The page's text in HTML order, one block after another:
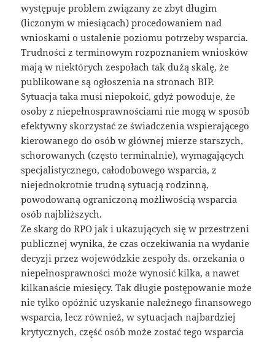
występuje problem związany ze zbyt długim
(liczonym w miesiącach) procedowaniem nad
wnioskami o ustalenie poziomu potrzeby wsparcia.
Trudności z terminowym rozpoznaniem wniosków
mają w niektórych zespołach tak dużą skalę, że
publikowane są ogłoszenia na stronach BIP.
Sytuacja taka musi niepokoić, gdyż powoduje, że
osoby z niepełnosprawnościami nie mogą w sposób
efektywny skorzystać ze świadczenia wspierającego
kierowanego do osób w głównej mierze starszych,
schorowanych (często terminalnie), wymagających
specjalistycznego, całodobowego wsparcia, z
niejednokrotnie trudną sytuacją rodzinną,
powodowaną ograniczoną możliwością wsparcia
osób najbliższych.
Ze skarg do RPO jak i ukazujących się w przestrzeni
publicznej wynika, że czas oczekiwania na wydanie
decyzji przez wojewódzkie zespoły ds. orzekania o
niepełnosprawności może wynosić kilka, a nawet
kilkanaście miesięcy. Tak długie postępowanie może
nie tylko opóźnić uzyskanie należnego finansowego
wsparcia, lecz również, w sytuacjach najbardziej
krytycznych, część osób może zostać tego wsparcia